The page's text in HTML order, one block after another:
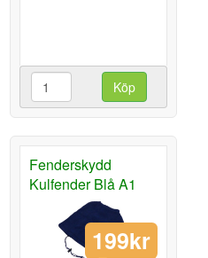
Köp
Fenderskydd
Kulfender Blå A1
199kr